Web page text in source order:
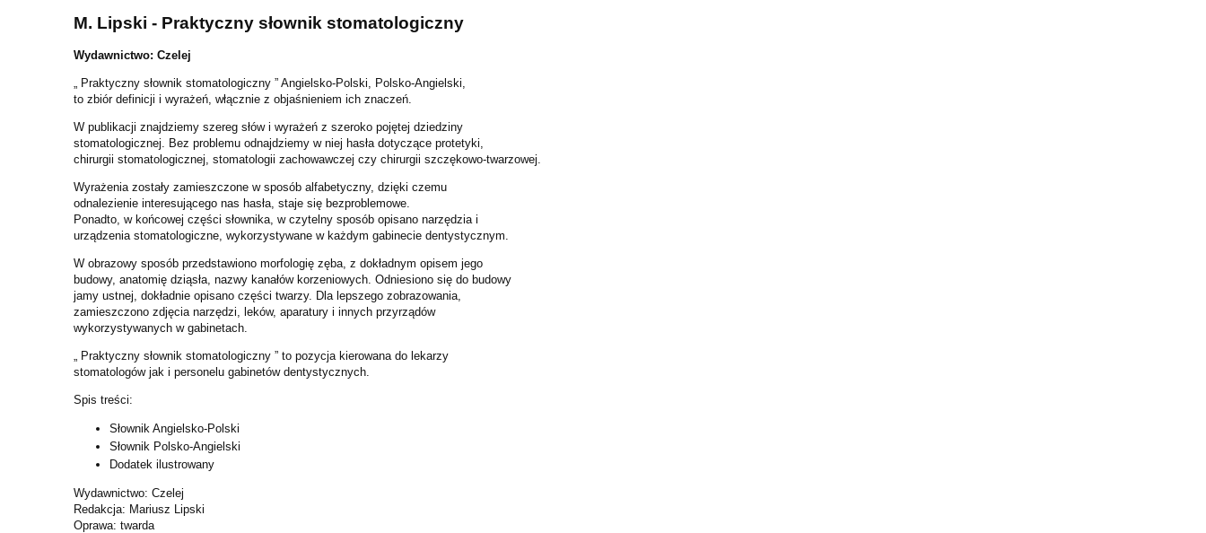
M. Lipski - Praktyczny słownik stomatologiczny
Wydawnictwo: Czelej
„ Praktyczny słownik stomatologiczny ” Angielsko-Polski, Polsko-Angielski,
to zbiór definicji i wyrażeń, włącznie z objaśnieniem ich znaczeń.
W publikacji znajdziemy szereg słów i wyrażeń z szeroko pojętej dziedziny
stomatologicznej. Bez problemu odnajdziemy w niej hasła dotyczące protetyki,
chirurgii stomatologicznej, stomatologii zachowawczej czy chirurgii szczękowo-twarzowej.
Wyrażenia zostały zamieszczone w sposób alfabetyczny, dzięki czemu
odnalezienie interesującego nas hasła, staje się bezproblemowe.
Ponadto, w końcowej części słownika, w czytelny sposób opisano narzędzia i
urządzenia stomatologiczne, wykorzystywane w każdym gabinecie dentystycznym.
W obrazowy sposób przedstawiono morfologię zęba, z dokładnym opisem jego
budowy, anatomię dziąsła, nazwy kanałów korzeniowych. Odniesiono się do budowy
jamy ustnej, dokładnie opisano części twarzy. Dla lepszego zobrazowania,
zamieszczono zdjęcia narzędzi, leków, aparatury i innych przyrządów
wykorzystywanych w gabinetach.
„ Praktyczny słownik stomatologiczny ” to pozycja kierowana do lekarzy
stomatologów jak i personelu gabinetów dentystycznych.
Spis treści:
Słownik Angielsko-Polski
Słownik Polsko-Angielski
Dodatek ilustrowany
Wydawnictwo: Czelej
Redakcja: Mariusz Lipski
Oprawa: twarda